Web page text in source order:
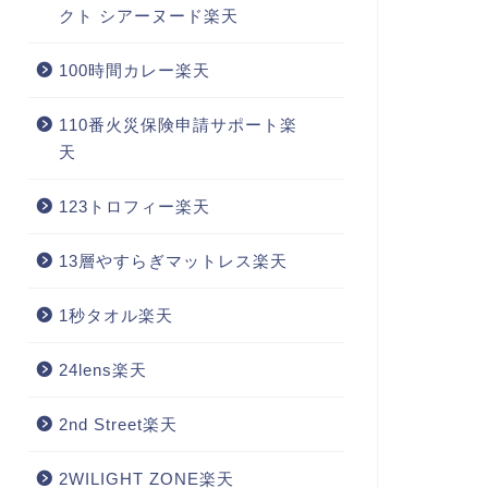
クト シアーヌード楽天
100時間カレー楽天
110番火災保険申請サポート楽
天
123トロフィー楽天
13層やすらぎマットレス楽天
1秒タオル楽天
24lens楽天
2nd Street楽天
2WILIGHT ZONE楽天